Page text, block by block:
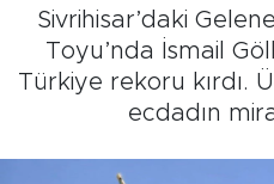
Sivrihisar’daki
Toyu’nda İsmail
Türkiye rekoru kırdı.
ecdadın